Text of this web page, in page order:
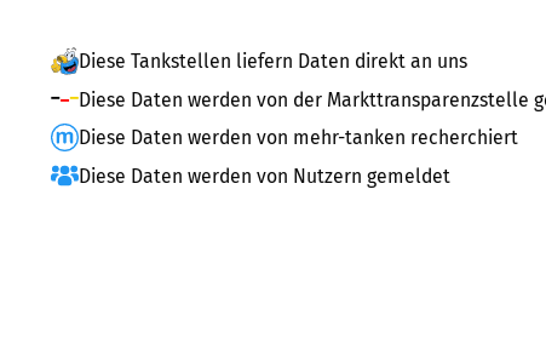
Diese Tankstellen liefern Daten direkt an uns
Diese Daten werden von der Markttransparenzstelle
Diese Daten werden von mehr-tanken recherchiert
Diese Daten werden von Nutzern gemeldet